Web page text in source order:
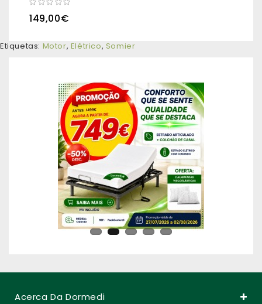
149,00€
Etiquetas: Motor, Elétrico, Somier
Acerca Da Dormedi